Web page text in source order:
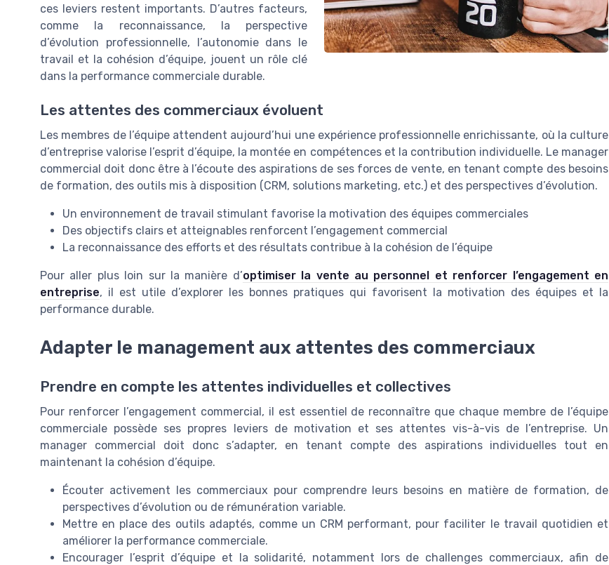
ces leviers restent importants. D’autres facteurs,
comme la reconnaissance, la perspective
d’évolution professionnelle, l’autonomie dans le
travail et la cohésion d’équipe, jouent un rôle clé
dans la performance commerciale durable.
Les attentes des commerciaux évoluent
Les membres de l’équipe attendent aujourd’hui une expérience professionnelle enrichissante, où la culture
d’entreprise valorise l’esprit d’équipe, la montée en compétences et la contribution individuelle. Le manager
commercial doit donc être à l’écoute des aspirations de ses forces de vente, en tenant compte des besoins
de formation, des outils mis à disposition (CRM, solutions marketing, etc.) et des perspectives d’évolution.
Un environnement de travail stimulant favorise la motivation des équipes commerciales
Des objectifs clairs et atteignables renforcent l’engagement commercial
La reconnaissance des efforts et des résultats contribue à la cohésion de l’équipe
Pour aller plus loin sur la manière d’optimiser la vente au personnel et renforcer l’engagement en
entreprise, il est utile d’explorer les bonnes pratiques qui favorisent la motivation des équipes et la
performance durable.
Adapter le management aux attentes des commerciaux
Prendre en compte les attentes individuelles et collectives
Pour renforcer l’engagement commercial, il est essentiel de reconnaître que chaque membre de l’équipe
commerciale possède ses propres leviers de motivation et ses attentes vis-à-vis de l’entreprise. Un
manager commercial doit donc s’adapter, en tenant compte des aspirations individuelles tout en
maintenant la cohésion d’équipe.
Écouter activement les commerciaux pour comprendre leurs besoins en matière de formation, de
perspectives d’évolution ou de rémunération variable.
Mettre en place des outils adaptés, comme un CRM performant, pour faciliter le travail quotidien et
améliorer la performance commerciale.
Encourager l’esprit d’équipe et la solidarité, notamment lors de challenges commerciaux, afin de